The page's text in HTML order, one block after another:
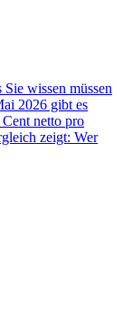
wissen müssen
2026 gibt es
netto pro
zeigt: Wer